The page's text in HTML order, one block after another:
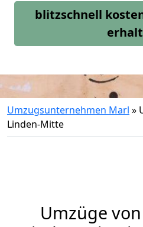
blitzschnell
Umzugsunternehmen Marl »
Linden-Mitte
Umzüge